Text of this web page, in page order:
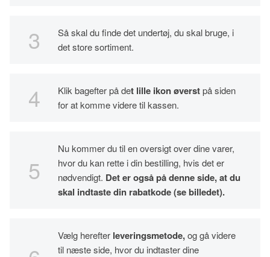
Så skal du finde det undertøj, du skal bruge, i
det store sortiment.
Klik bagefter på det lille ikon øverstpå siden
for at komme videre til kassen.
Nu kommer du til en oversigt over dine varer,
hvor du kan rette i din bestilling, hvis det er
nødvendigt. Det er også på denne side, at du
skal indtaste din rabatkode (se billedet).
Vælg herefter leveringsmetode,og gå videre
til næste side, hvor du indtaster dine